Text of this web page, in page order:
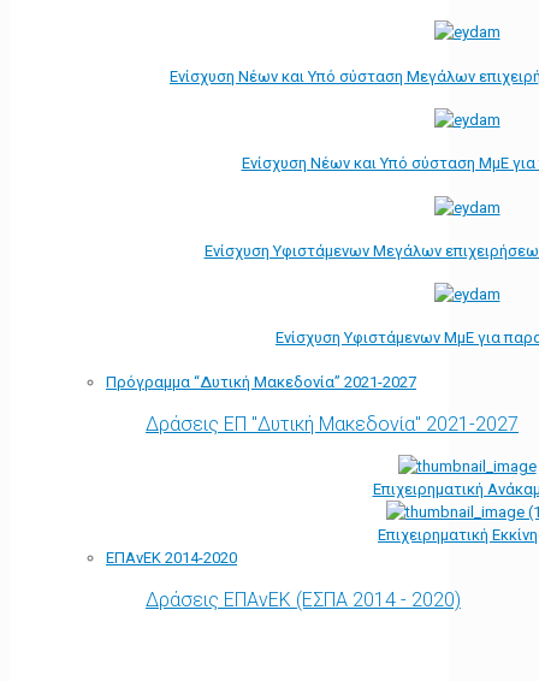
Ενίσχυση Νέων και Υπό σύσταση Μεγάλων
Ενίσχυση Νέων και Υπό σύσταση ΜμΕ
Ενίσχυση Υφιστάμενων Μεγάλων
Ενίσχυση Υφιστάμενων ΜμΕ για
Πρόγραμμα “Δυτική Μακεδονία” 2021-2027
Δράσεις ΕΠ "Δυτική Μακεδονία" 2021-2027
Επιχειρηματική
Επιχειρηματική
ΕΠΑνΕΚ 2014-2020
Δράσεις ΕΠΑνΕΚ (ΕΣΠΑ 2014 - 2020)